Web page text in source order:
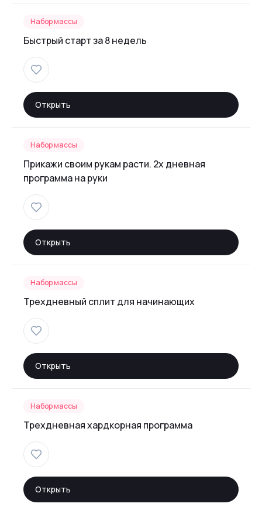
Набор массы
Быстрый старт за 8 недель
Открыть
Набор массы
Прикажи своим рукам расти. 2х дневная
программа на руки
Открыть
Набор массы
Трехдневный сплит для начинающих
Открыть
Набор массы
Трехдневная хардкорная программа
Открыть